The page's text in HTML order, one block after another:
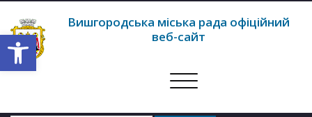
Відкрити Панель інструментів
Вишгородська міська рада офіційний
веб-сайт
Перемкнути